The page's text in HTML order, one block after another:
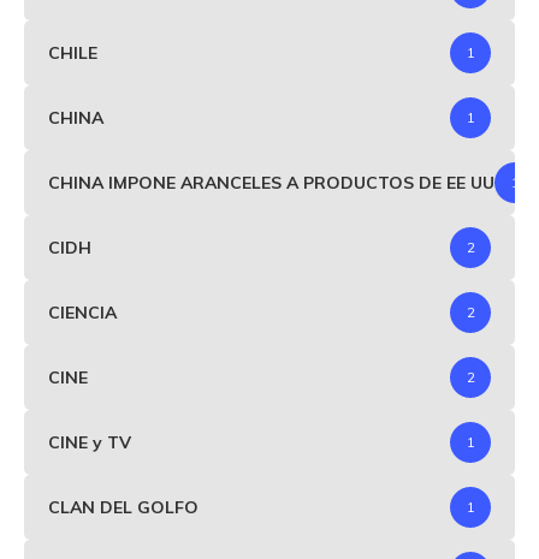
CHILE 1
CHINA 1
CHINA IMPONE ARANCELES A PRODUCTOS DE EE UU 1
CIDH 2
CIENCIA 2
CINE 2
CINE y TV 1
CLAN DEL GOLFO 1